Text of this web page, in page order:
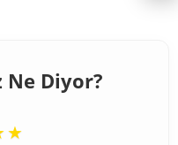
Diyor?